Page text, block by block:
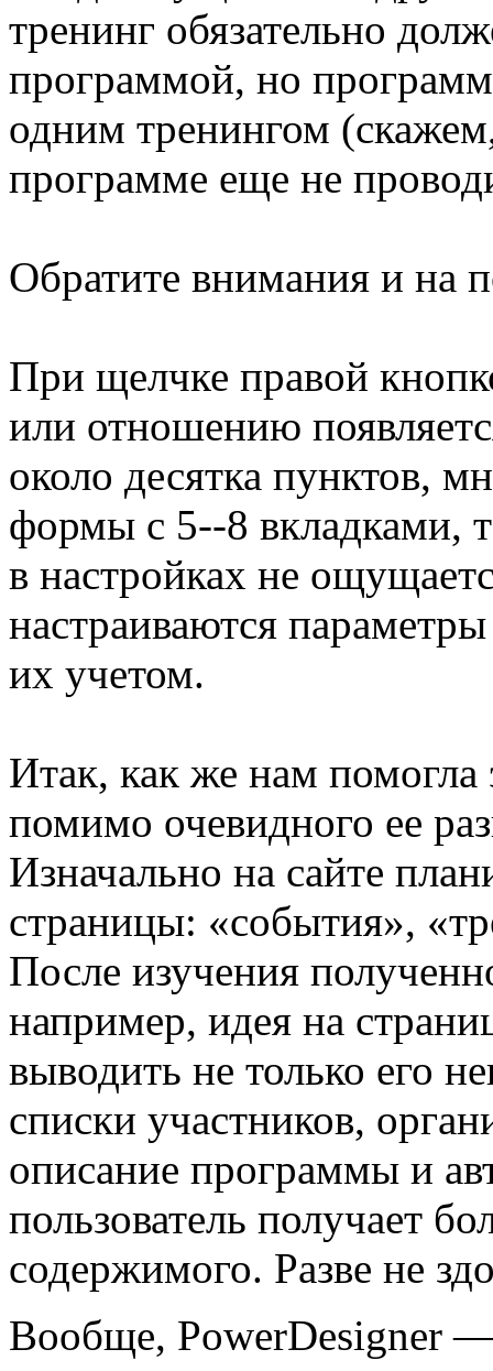
тренинг обязательно
программой, но
одним тренингом
программе еще не
Обратите внимания и на
При щелчке правой
или отношению
около десятка пунктов,
формы с 5--8 вкладками,
в настройках не
настраиваются
их учетом.
Итак, как же нам помогла
помимо очевидного ее
Изначально на сайте
страницы: «события»,
После изучения
например, идея на
выводить не только его
списки участников,
описание программы и
пользователь получает
содержимого. Разве не
Вообще,